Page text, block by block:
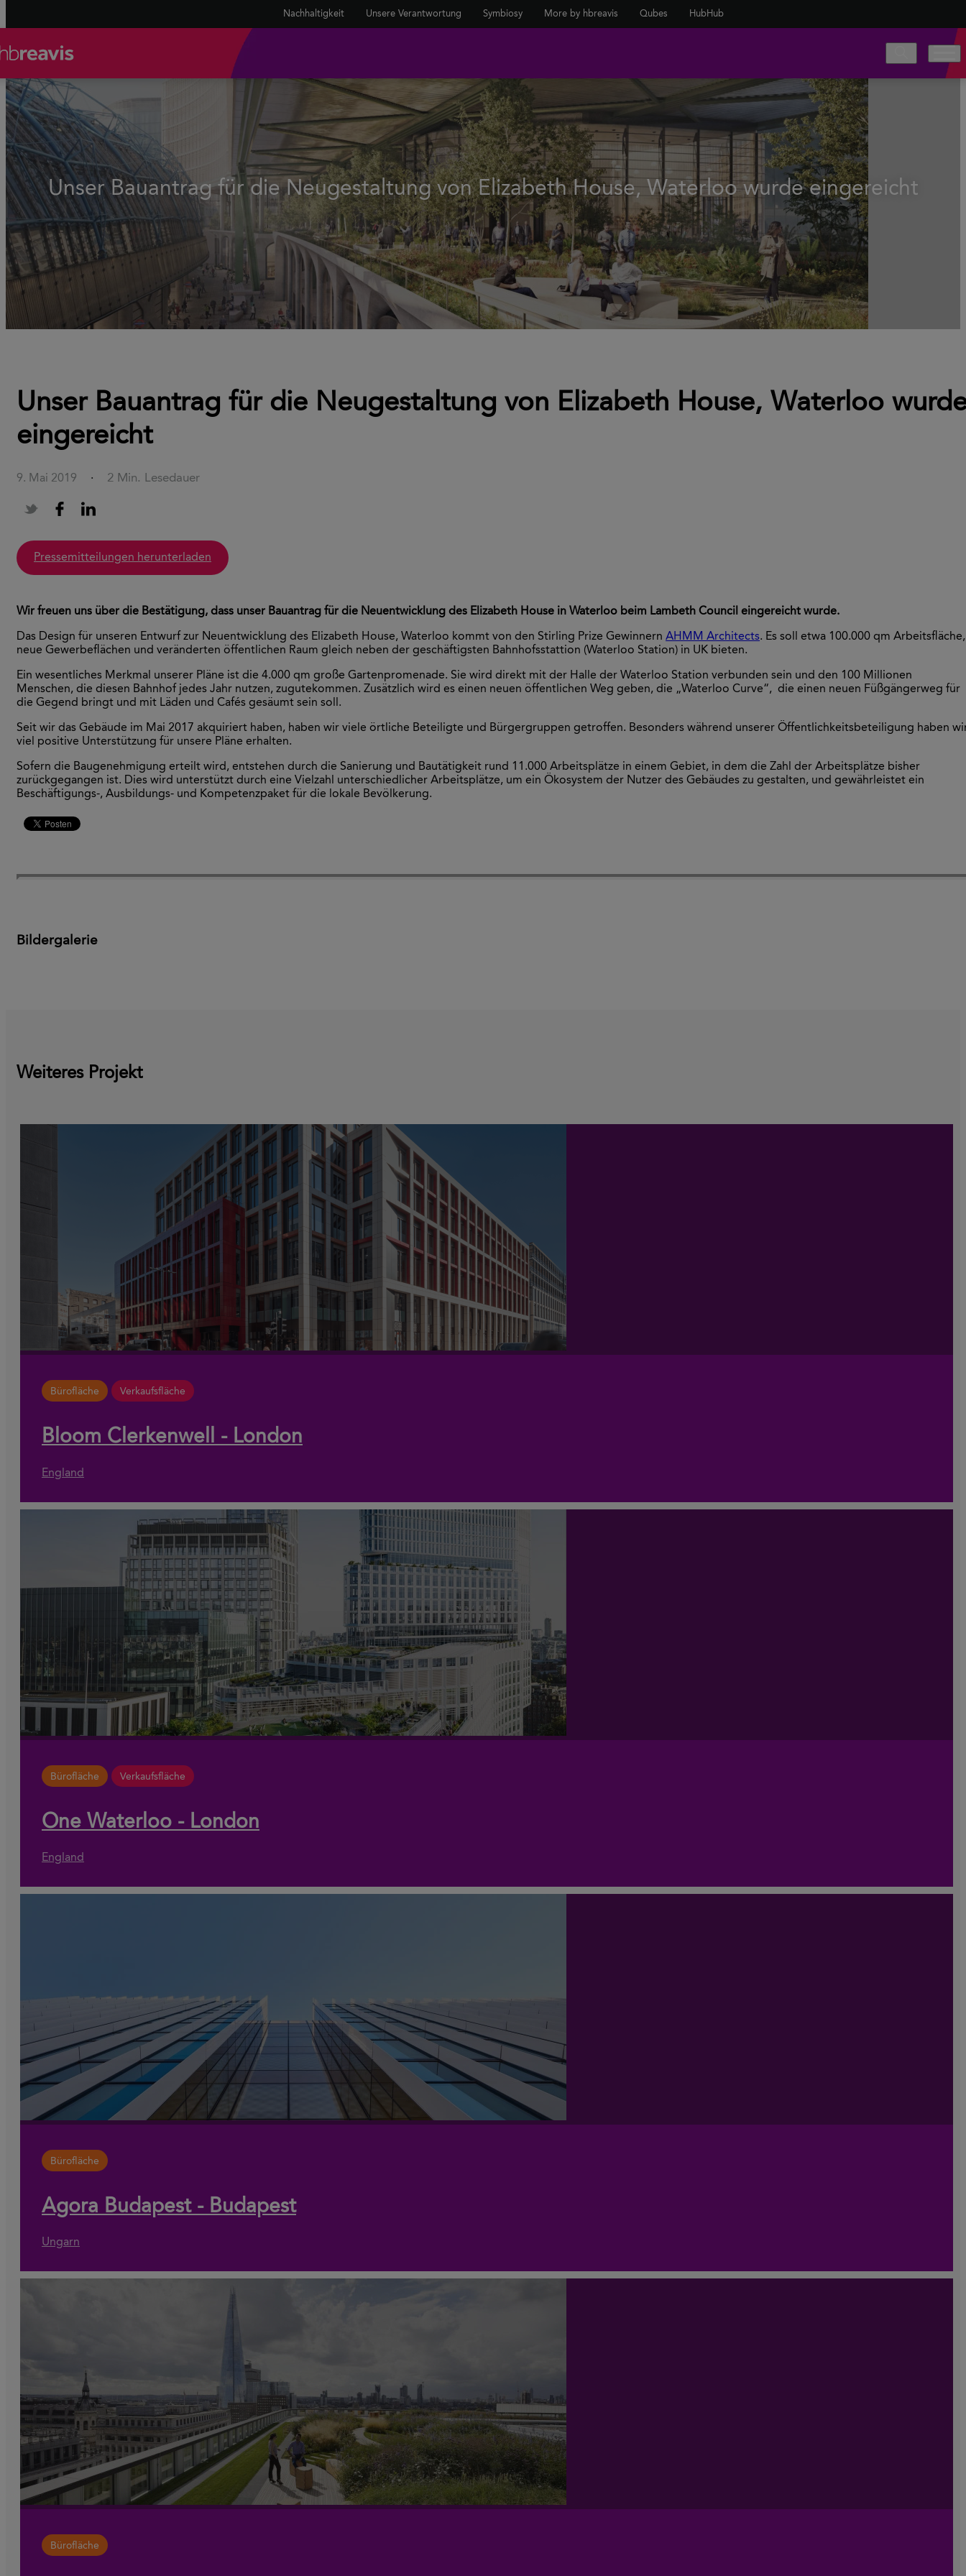
Nachhaltigkeit Unsere Verantwortung Symbiosy More by hbreavis Qubes HubHub
Unser Bauantrag für die Neugestaltung von Elizabeth House, Waterloo wurde eingereicht
Unser Bauantrag für die Neugestaltung von Elizabeth House, Waterloo
eingereicht
9. Mai 2019 · 2 Min. Lesedauer
Pressemitteilungen herunterladen
Wir freuen uns über die Bestätigung, dass unser Bauantrag für die Neuentwicklung des Elizabeth House in Waterloo beim Lambeth Council eingereicht wurde.
Das Design für unseren Entwurf zur Neuentwicklung des Elizabeth House, Waterloo kommt von den Stirling Prize Gewinnern AHMM Architects. Es soll etwa 100.000 qm Arbeitsfläche,
neue Gewerbeflächen und veränderten öffentlichen Raum gleich neben der geschäftigsten Bahnhofsstattion (Waterloo Station) in UK bieten.
Ein wesentliches Merkmal unserer Pläne ist die 4.000 qm große Gartenpromenade. Sie wird direkt mit der Halle der Waterloo Station verbunden sein und den 100 Millionen
Menschen, die diesen Bahnhof jedes Jahr nutzen, zugutekommen. Zusätzlich wird es einen neuen öffentlichen Weg geben, die „Waterloo Curve“, die einen neuen Füßgängerweg für
die Gegend bringt und mit Läden und Cafés gesäumt sein soll.
Seit wir das Gebäude im Mai 2017 akquiriert haben, haben wir viele örtliche Beteiligte und Bürgergruppen getroffen. Besonders während unserer Öffentlichkeitsbeteiligung haben
viel positive Unterstützung für unsere Pläne erhalten.
Sofern die Baugenehmigung erteilt wird, entstehen durch die Sanierung und Bautätigkeit rund 11.000 Arbeitsplätze in einem Gebiet, in dem die Zahl der Arbeitsplätze bisher
zurückgegangen ist. Dies wird unterstützt durch eine Vielzahl unterschiedlicher Arbeitsplätze, um ein Ökosystem der Nutzer des Gebäudes zu gestalten, und gewährleistet ein
Beschäftigungs-, Ausbildungs- und Kompetenzpaket für die lokale Bevölkerung.
Bildergalerie
Weiteres Projekt
Bürofläche Verkaufsfläche
Bloom Clerkenwell - London
England
Bürofläche Verkaufsfläche
One Waterloo - London
England
Bürofläche
Agora Budapest - Budapest
Ungarn
Bürofläche